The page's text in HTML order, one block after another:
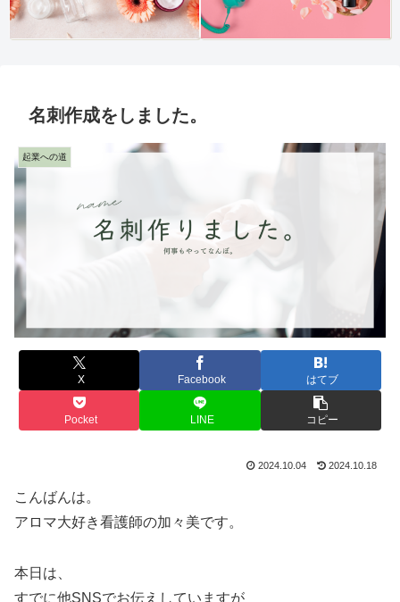
名刺作成をしました。
起業への道
X Facebook はてブ
Pocket LINE コピー
2024.10.04 2024.10.18
こんばんは。
アロマ大好き看護師の加々美です。
本日は、
すでに他SNSでお伝えしていますが